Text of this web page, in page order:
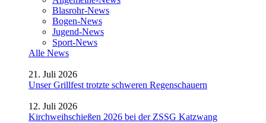
Blasrohr-News
Bogen-News
Jugend-News
Sport-News
Alle News
21. Juli 2026
Unser Grillfest trotzte schweren Regenschauern
12. Juli 2026
Kirchweihschießen 2026 bei der ZSSG Katzwang